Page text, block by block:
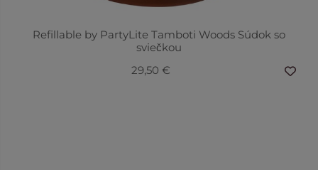
Refillable by PartyLite Tamboti Woods Súdok so
sviečkou
29,50 €